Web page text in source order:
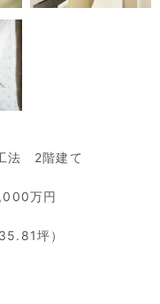
法 2階建て
万円
坪）